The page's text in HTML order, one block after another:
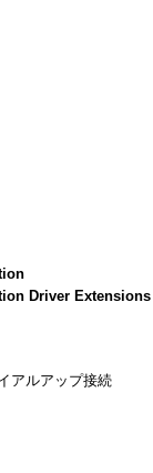
Driver Extensions
アルアップ接続